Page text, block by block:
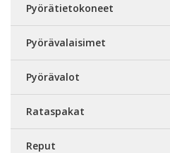
Pyörätietokoneet
Pyörävalaisimet
Pyörävalot
Rataspakat
Reput